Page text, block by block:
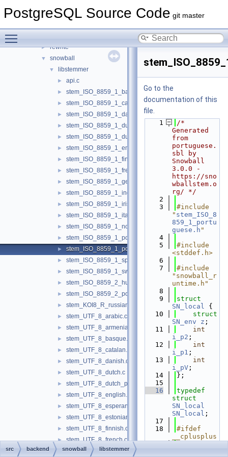
PostgreSQL Source Code git master
► postmaster
► rewrite
▼ snowball
▼ libstemmer
► api.c
► stem_ISO_8859_1_basque.c
► stem_ISO_8859_1_catalan.c
► stem_ISO_8859_1_danish.c
► stem_ISO_8859_1_dutch.c
► stem_ISO_8859_1_dutch_porter.c
► stem_ISO_8859_1_english.c
► stem_ISO_8859_1_finnish.c
► stem_ISO_8859_1_french.c
► stem_ISO_8859_1_german.c
► stem_ISO_8859_1_indonesian.c
► stem_ISO_8859_1_irish.c
► stem_ISO_8859_1_italian.c
► stem_ISO_8859_1_norwegian.c
► stem_ISO_8859_1_porter.c
► stem_ISO_8859_1_portuguese.c
► stem_ISO_8859_1_spanish.c
► stem_ISO_8859_1_swedish.c
► stem_ISO_8859_2_hungarian.c
► stem_ISO_8859_2_polish.c
► stem_KOI8_R_russian.c
► stem_UTF_8_arabic.c
► stem_UTF_8_armenian.c
► stem_UTF_8_basque.c
► stem_UTF_8_catalan.c
► stem_UTF_8_danish.c
► stem_UTF_8_dutch.c
► stem_UTF_8_dutch_porter.c
► stem_UTF_8_english.c
► stem_UTF_8_esperanto.c
► stem_UTF_8_estonian.c
► stem_UTF_8_finnish.c
► stem_UTF_8_french.c
► stem_UTF_8_german.c
Go to the
documentation of this
file.
    1
/*
Generated
from
portuguese.
sbl by
Snowball
3.0.0 -
https://sno
wballstem.o
rg/ */
    2
    3
#include
" stem_ISO_8
859_1_portu
guese.h "
    4
    5
#include
<stddef.h>
    6
    7
#include
"snowball_r
untime.h"
    8
    9
SN_local {
   10
SN_env
z ;
   11
int
i_p2 ;
   12
int
i_p1 ;
   13
int
i_pV ;
   14
};
   15
   16
typedef
SN_local
SN_local ;
   17
   18
#ifdef
__cplusplus
src backend snowball libstemmer